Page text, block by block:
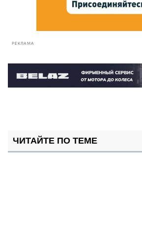
РЕКЛАМА
ЧИТАЙТЕ ПО ТЕМЕ